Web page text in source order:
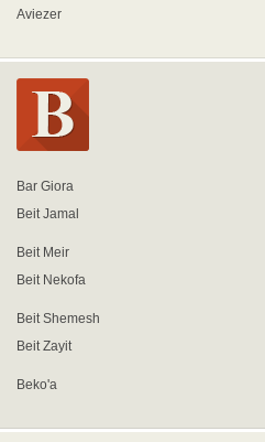
Aviezer
Bar Giora
Beit Jamal
Beit Meir
Beit Nekofa
Beit Shemesh
Beit Zayit
Beko'a